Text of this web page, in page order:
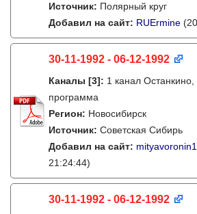
Источник: Полярный круг
Добавил на сайт: RUErmine
30-11-1992 - 06-12-1992
Каналы [3]: 1 канал
программа
Регион: Новосибирск
Источник: Советская Сибирь
Добавил на сайт:
21:24:44)
30-11-1992 - 06-12-1992